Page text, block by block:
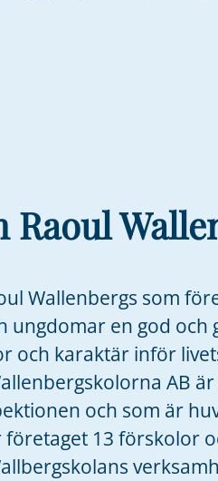
Raoul
Wallenbergs som
ungdomar en god och
och karaktär inför
AB
och som är
företaget 13 förskolor